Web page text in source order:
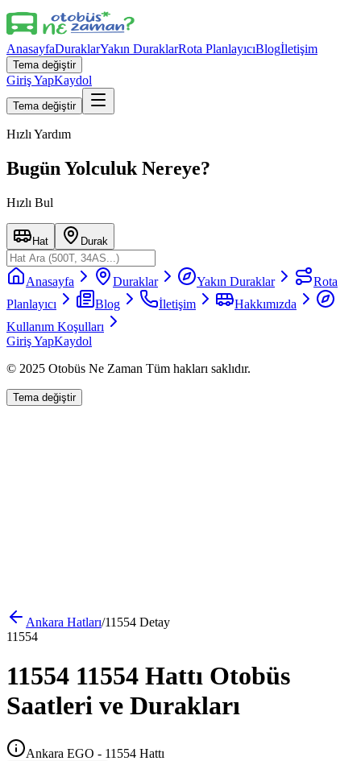
AnasayfaDuraklarYakın DuraklarRota PlanlayıcıBlogİletişim
Tema değiştir
Giriş YapKaydol
Tema değiştir
Hızlı Yardım
Bugün Yolculuk Nereye?
Hızlı Bul
Hat Durak
Anasayfa Duraklar Yakın Duraklar
Rota
Planlayıcı
Blog İletişim
Hakkımızda
Kullanım Koşulları
Giriş YapKaydol
© 2025 Otobüs Ne Zaman Tüm hakları saklıdır.
Tema değiştir
Ankara Hatları/11554 Detay
11554
11554 11554 Hattı Otobüs
Saatleri ve Durakları
Ankara EGO - 11554 Hattı